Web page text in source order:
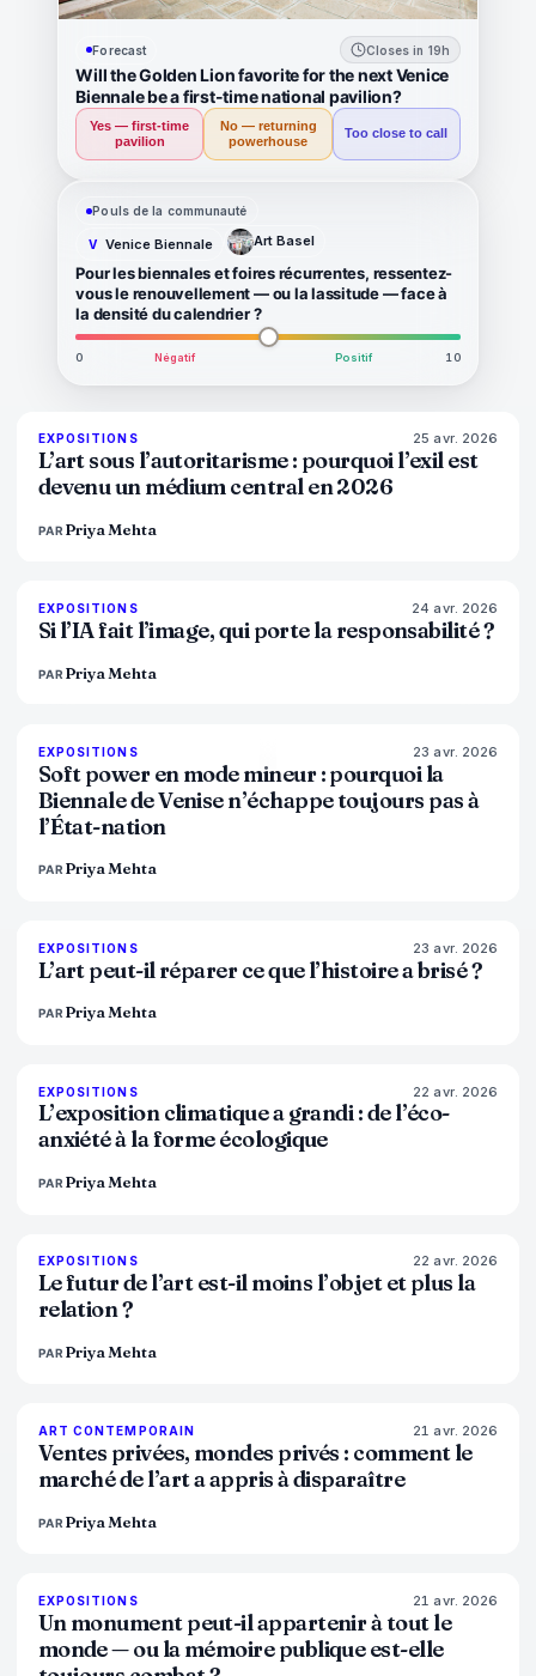
Forecast Closes in 19h
Will the Golden Lion favorite for the next Venice
Biennale be a first-time national pavilion?
Yes — first-time
pavilion
No — returning
powerhouse
Too close to call
Pouls de la communauté
V Venice Biennale Art Basel
Pour les biennales et foires récurrentes, ressentez-
vous le renouvellement — ou la lassitude — face à
la densité du calendrier ?
0 Négatif Positif 10
77% 64
EXPOSITIONS 25 avr. 2026
L’art sous l’autoritarisme : pourquoi l’exil est
devenu un médium central en 2026
PAR Priya Mehta
76% 69
EXPOSITIONS 24 avr. 2026
Si l’IA fait l’image, qui porte la responsabilité ?
PAR Priya Mehta
78% 88
EXPOSITIONS 23 avr. 2026
Soft power en mode mineur : pourquoi la
Biennale de Venise n’échappe toujours pas à
l’État-nation
PAR Priya Mehta
79% 56
EXPOSITIONS 23 avr. 2026
L’art peut-il réparer ce que l’histoire a brisé ?
PAR Priya Mehta
74% 44
EXPOSITIONS 22 avr. 2026
L’exposition climatique a grandi : de l’éco-
anxiété à la forme écologique
PAR Priya Mehta
% 117
EXPOSITIONS 22 avr. 2026
Le futur de l’art est-il moins l’objet et plus la
relation ?
PAR Priya Mehta
72% 52
ART CONTEMPORAIN 21 avr. 2026
Ventes privées, mondes privés : comment le
marché de l’art a appris à disparaître
PAR Priya Mehta
77% 45
EXPOSITIONS 21 avr. 2026
Un monument peut-il appartenir à tout le
monde — ou la mémoire publique est-elle